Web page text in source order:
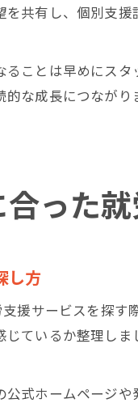
共有し、個別支
ことは早めにス
な成長につなが
った
し方
援サービスを探
ているか整理し
式ホームページ